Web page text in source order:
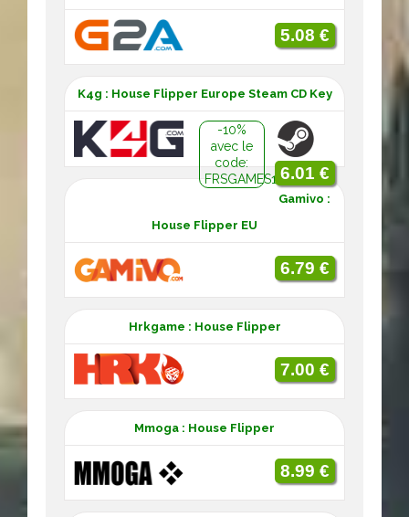
5.08 €
K4g : House Flipper Europe Steam CD Key
-10%
avec le
code:
FRSGAMES106.01 €
Gamivo :
House Flipper EU
6.79 €
Hrkgame : House Flipper
7.00 €
Mmoga : House Flipper
8.99 €